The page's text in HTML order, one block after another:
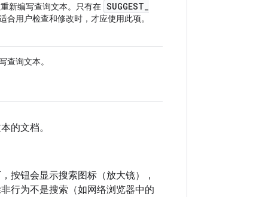
新编写查询文本。只有在 SUGGEST_
合用户检查和修改时，才应使用此项。
查询文本。
的文档。
按钮会显示搜索图标（放大镜），
行为不是搜索（如网络浏览器中的